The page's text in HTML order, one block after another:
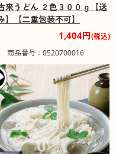
来うどん ２色３００ｇ【送
】【二重包装不可】
1,404円(税込)
商品番号：0520700016